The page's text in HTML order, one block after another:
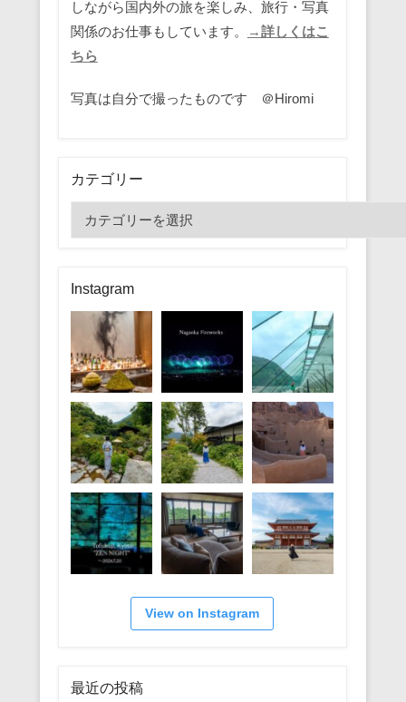
しながら国内外の旅を楽しみ、旅行・写真
関係のお仕事もしています。
→詳しくはこ
ちら
写真は自分で撮ったものです ＠Hiromi
カテゴリー
テ
リ
ー
Instagram
View on Instagram
最近の投稿